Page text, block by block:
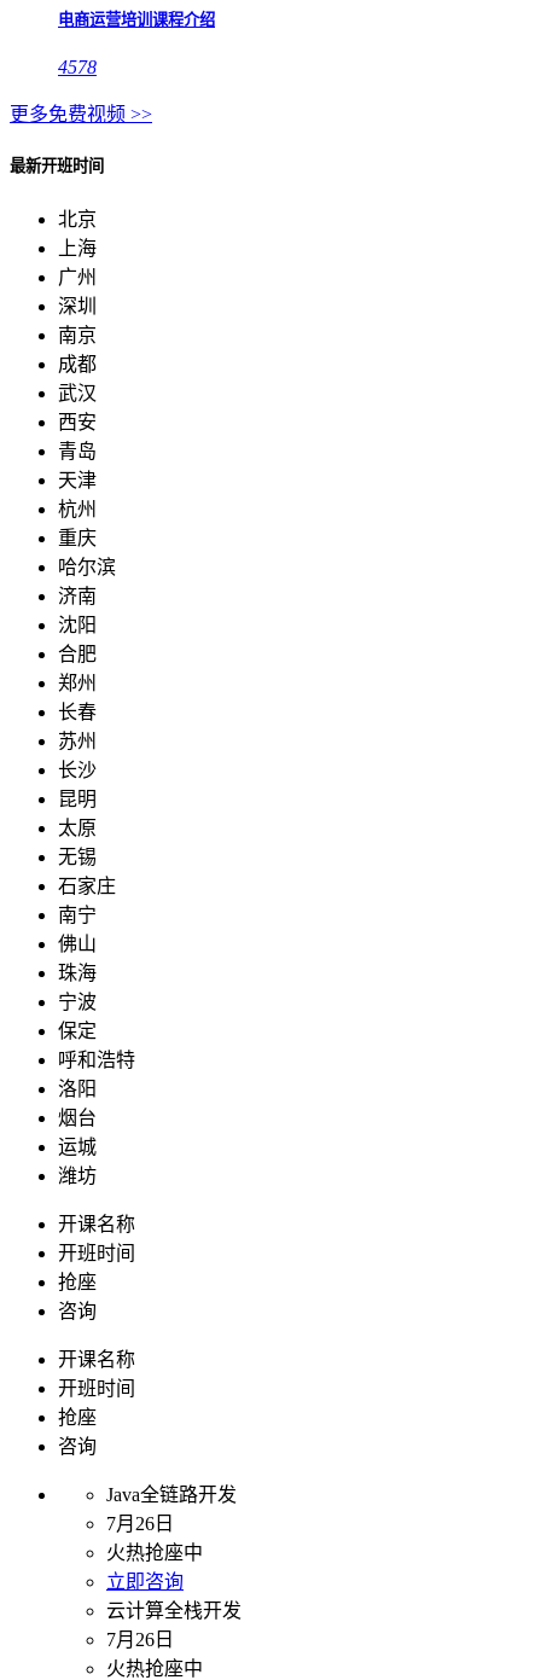
电商运营培训课程介绍
4578
更多免费视频 >>
最新开班时间
北京
上海
广州
深圳
南京
成都
武汉
西安
青岛
天津
杭州
重庆
哈尔滨
济南
沈阳
合肥
郑州
长春
苏州
长沙
昆明
太原
无锡
石家庄
南宁
佛山
珠海
宁波
保定
呼和浩特
洛阳
烟台
运城
潍坊
开课名称
开班时间
抢座
咨询
开课名称
开班时间
抢座
咨询
Java全链路开发
7月26日
火热抢座中
立即咨询
云计算全栈开发
7月26日
火热抢座中